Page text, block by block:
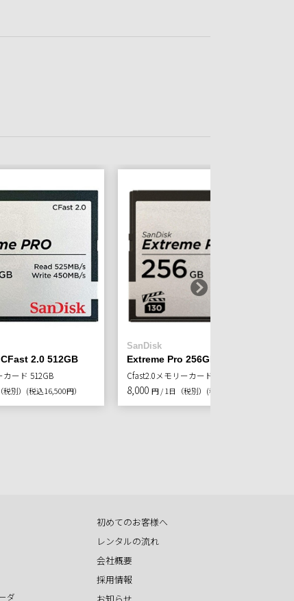
2.0 512GB
カード 512GB
別） (税込16,500円）
SanDisk
Extreme Pro 256GB
Cfast2.0メモリーカード 256GB
8,000 円 / 1日（税別） (税込8,800円）
ダ
初めてのお客様へ
レンタルの流れ
会社概要
採用情報